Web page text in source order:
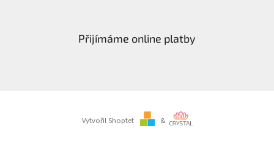
Přijímáme online platby
Vytvořil Shoptet &